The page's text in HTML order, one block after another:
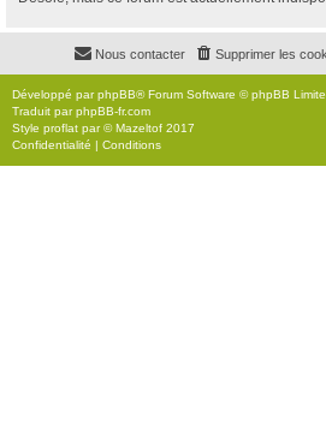
Supprimer les
Nous contacter
Développé parphpBB® Forum Software © phpBB
Traduit parphpBB-fr.com
Style proflat par ©Mazeltof 2017
Confidentialité | Conditions